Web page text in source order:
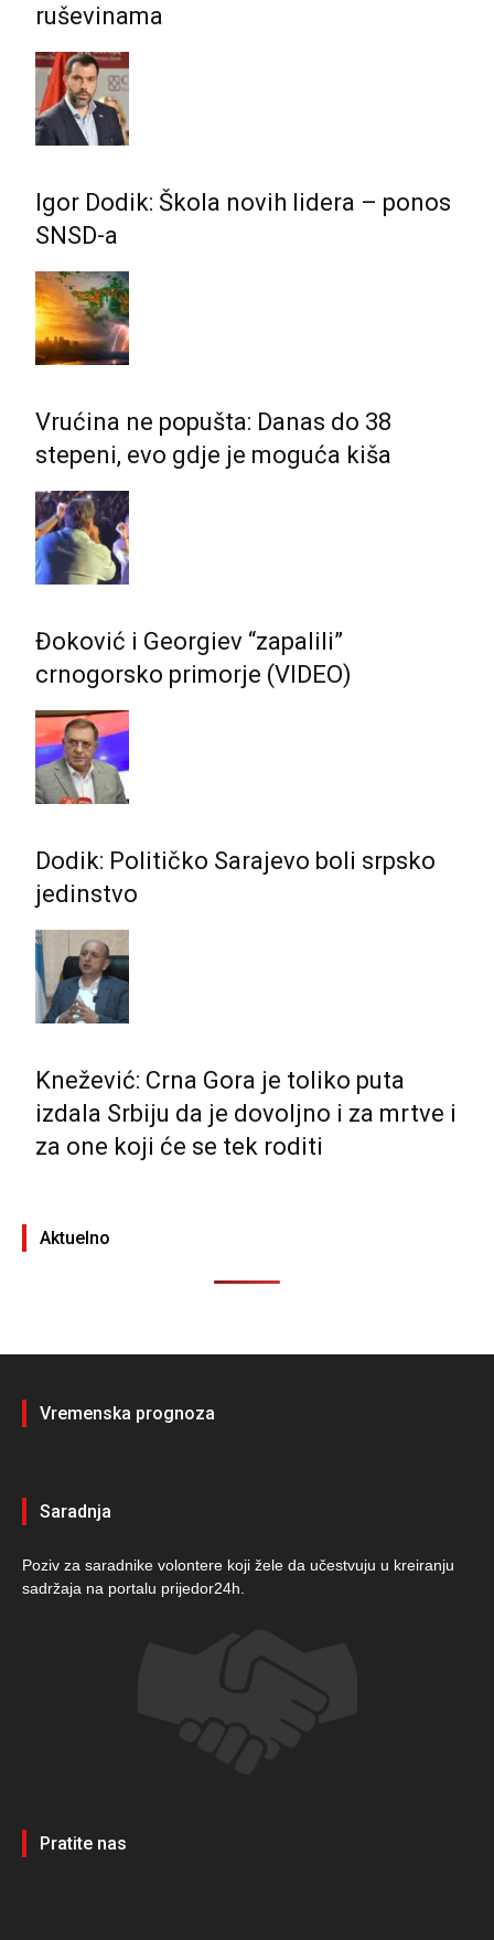
ruševinama
Igor Dodik: Škola novih lidera – ponos
SNSD-a
Vrućina ne popušta: Danas do 38
stepeni, evo gdje je moguća kiša
Đoković i Georgiev “zapalili”
crnogorsko primorje (VIDEO)
Dodik: Političko Sarajevo boli srpsko
jedinstvo
Knežević: Crna Gora je toliko puta
izdala Srbiju da je dovoljno i za mrtve i
za one koji će se tek roditi
Aktuelno
Vremenska prognoza
Saradnja
Poziv za saradnike volontere koji žele da učestvuju u kreiranju
sadržaja na portalu prijedor24h.
Pratite nas